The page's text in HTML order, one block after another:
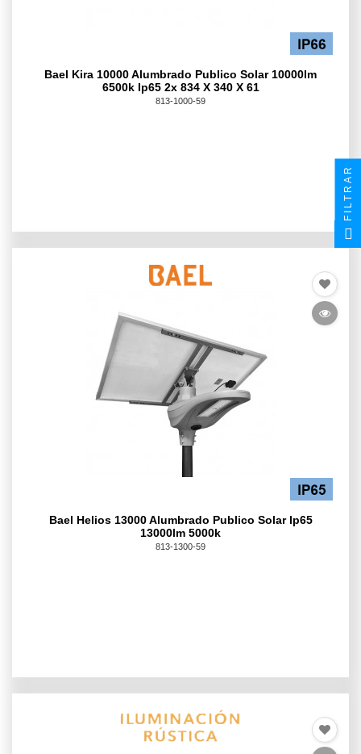
Bael Kira 10000 Alumbrado Publico Solar 10000lm
6500k Ip65 2x 834 X 340 X 61
813-1000-59
Bael Helios 13000 Alumbrado Publico Solar Ip65
13000lm 5000k
813-1300-59
FILTRAR